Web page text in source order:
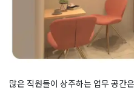
많은 직원들이 상주하는 업무 공간